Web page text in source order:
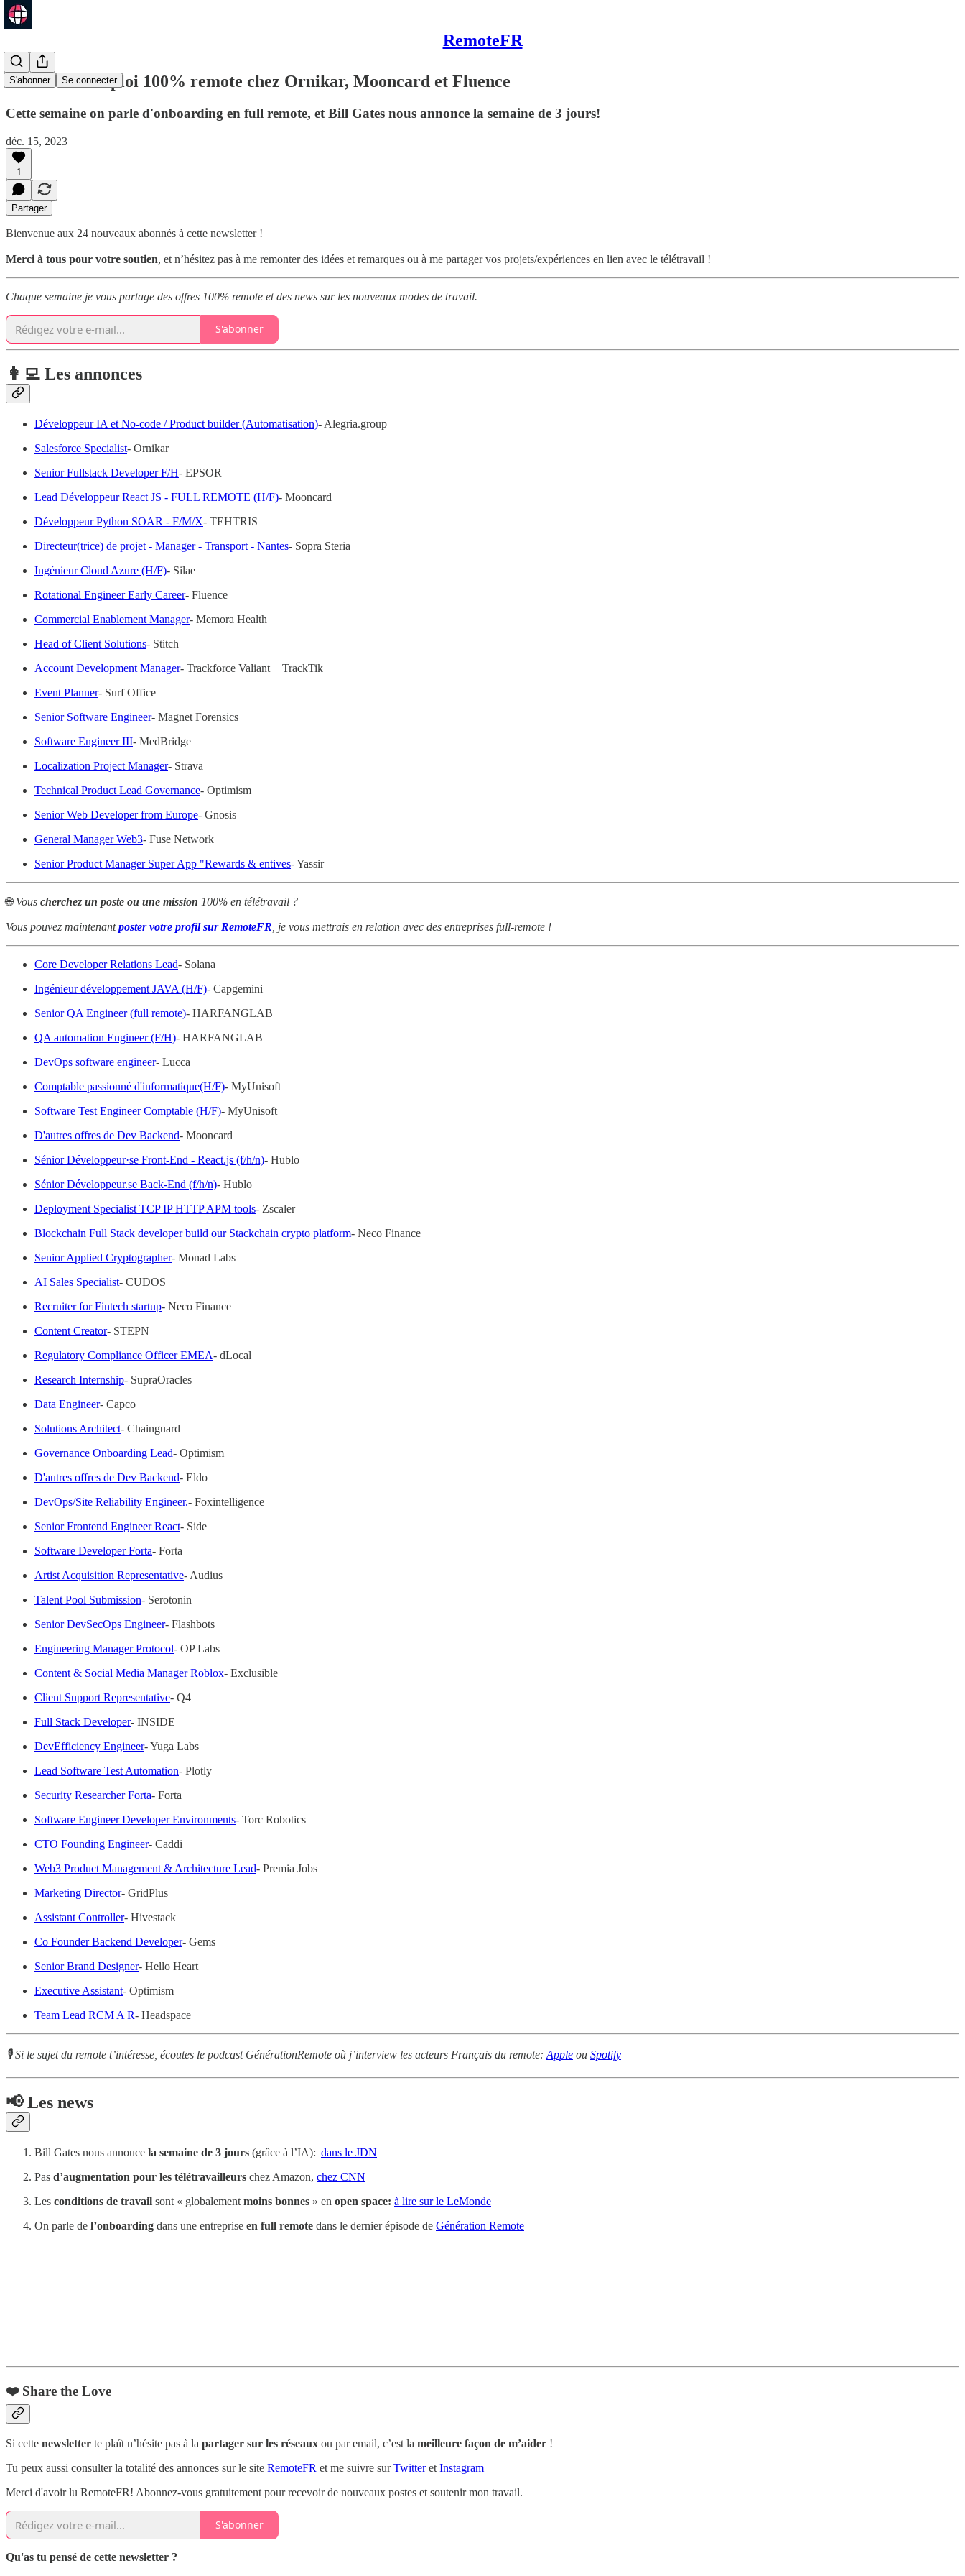
RemoteFR
S'abonner Se connecter
64 offres d'emploi 100% remote chez Ornikar, Mooncard et Fluence
Cette semaine on parle d'onboarding en full remote, et Bill Gates nous annonce la semaine de 3 jours!
déc. 15, 2023
1
Partager
Bienvenue aux 24 nouveaux abonnés à cette newsletter !
Merci à tous pour votre soutien, et n’hésitez pas à me remonter des idées et remarques ou à me partager vos projets/expériences en lien avec le télétravail !
Chaque semaine je vous partage des offres 100% remote et des news sur les nouveaux modes de travail.
S'abonner
👩‍💻 Les annonces
Développeur IA et No-code / Product builder (Automatisation)- Alegria.group
Salesforce Specialist- Ornikar
Senior Fullstack Developer F/H- EPSOR
Lead Développeur React JS - FULL REMOTE (H/F)- Mooncard
Développeur Python SOAR - F/M/X- TEHTRIS
Directeur(trice) de projet - Manager - Transport - Nantes- Sopra Steria
Ingénieur Cloud Azure (H/F)- Silae
Rotational Engineer Early Career- Fluence
Commercial Enablement Manager- Memora Health
Head of Client Solutions- Stitch
Account Development Manager- Trackforce Valiant + TrackTik
Event Planner- Surf Office
Senior Software Engineer- Magnet Forensics
Software Engineer III- MedBridge
Localization Project Manager- Strava
Technical Product Lead Governance- Optimism
Senior Web Developer from Europe- Gnosis
General Manager Web3- Fuse Network
Senior Product Manager Super App "Rewards & entives- Yassir
🌐 Vous cherchez un poste ou une mission 100% en télétravail ?
Vous pouvez maintenantposter votre profil sur RemoteFR , je vous mettrais en relation avec des entreprises full-remote !
Core Developer Relations Lead- Solana
Ingénieur développement JAVA (H/F)- Capgemini
Senior QA Engineer (full remote)- HARFANGLAB
QA automation Engineer (F/H)- HARFANGLAB
DevOps software engineer- Lucca
Comptable passionné d'informatique(H/F)- MyUnisoft
Software Test Engineer Comptable (H/F)- MyUnisoft
D'autres offres de Dev Backend- Mooncard
Sénior Développeur·se Front-End - React.js (f/h/n)- Hublo
Sénior Développeur.se Back-End (f/h/n)- Hublo
Deployment Specialist TCP IP HTTP APM tools- Zscaler
Blockchain Full Stack developer build our Stackchain crypto platform- Neco Finance
Senior Applied Cryptographer- Monad Labs
AI Sales Specialist- CUDOS
Recruiter for Fintech startup- Neco Finance
Content Creator- STEPN
Regulatory Compliance Officer EMEA- dLocal
Research Internship- SupraOracles
Data Engineer- Capco
Solutions Architect- Chainguard
Governance Onboarding Lead- Optimism
D'autres offres de Dev Backend- Eldo
DevOps/Site Reliability Engineer.- Foxintelligence
Senior Frontend Engineer React- Side
Software Developer Forta- Forta
Artist Acquisition Representative- Audius
Talent Pool Submission- Serotonin
Senior DevSecOps Engineer- Flashbots
Engineering Manager Protocol- OP Labs
Content & Social Media Manager Roblox- Exclusible
Client Support Representative- Q4
Full Stack Developer- INSIDE
DevEfficiency Engineer- Yuga Labs
Lead Software Test Automation- Plotly
Security Researcher Forta- Forta
Software Engineer Developer Environments- Torc Robotics
CTO Founding Engineer- Caddi
Web3 Product Management & Architecture Lead- Premia Jobs
Marketing Director- GridPlus
Assistant Controller- Hivestack
Co Founder Backend Developer- Gems
Senior Brand Designer- Hello Heart
Executive Assistant- Optimism
Team Lead RCM A R- Headspace
🎙 Si le sujet du remote t’intéresse, écoutes le podcast GénérationRemote où j’interview les acteurs Français du remote: Apple ou Spotify
📢 Les news
Bill Gates nous annouce la semaine de 3 jours (grâce à l’IA): dans le JDN
Pas d’augmentation pour les télétravailleurs chez Amazon, chez CNN
Les conditions de travail sont « globalement moins bonnes » en open space: à lire sur le LeMonde
On parle de l’onboarding dans une entreprise en full remote dans le dernier épisode de Génération Remote
❤️ Share the Love
Si cette newsletter te plaît n’hésite pas à la partager sur les réseaux ou par email, c’est la meilleure façon de m’aider !
Tu peux aussi consulter la totalité des annonces sur le site RemoteFR et me suivre surTwitteret Instagram
Merci d'avoir lu RemoteFR! Abonnez-vous gratuitement pour recevoir de nouveaux postes et soutenir mon travail.
S'abonner
Qu'as tu pensé de cette newsletter ?